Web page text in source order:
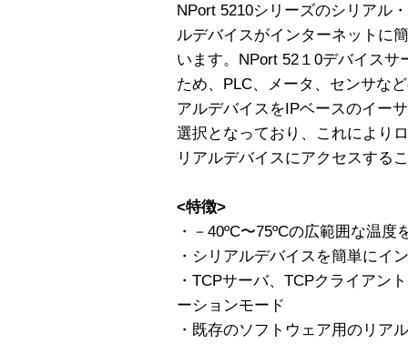
NPort 5210シリーズのシリアル
ルデバイスがインターネットに
います。NPort 52１0デバイス
ため、PLC、メータ、センサな
アルデバイスをIPベースのイー
選択となっており、これにより
リアルデバイスにアクセスする
<特徴>
・－40ºC〜75ºCの広範囲な温度
・シリアルデバイスを簡単にイ
・TCPサーバ、TCPクライアン
ーションモード
・既存のソフトウェア用のリア